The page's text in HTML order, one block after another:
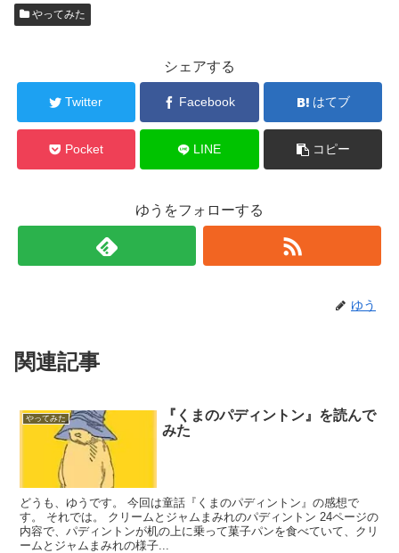
やってみた
シェアする
Twitter Facebook はてブ
Pocket LINE コピー
ゆうをフォローする
ゆう
関連記事
やってみた
『くまのパディントン』を読んで
みた
どうも、ゆうです。 今回は童話『くまのパディントン』の感想で
す。 それでは。 クリームとジャムまみれのパディントン 24ページの
内容で、パディントンが机の上に乗って菓子パンを食べていて、クリ
ームとジャムまみれの様子...